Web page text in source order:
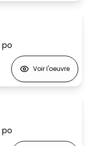
po
Voir l'oeuvre
po